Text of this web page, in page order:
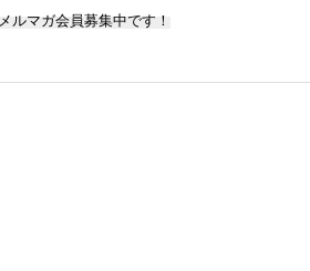
メルマガ会員募集中です！